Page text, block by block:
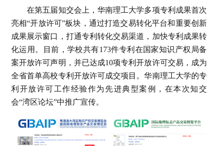
在第五届知交会上，华南理工大学多项专利成果首次
亮相“开放许可”板块，通过打造交易转化平台和重要创新
成果展示窗口，打通专利转化交易渠道，加快专利成果转
化运用。目前，学校共有173件专利在国家知识产权局备
案开放许可声明，并已达成10项专利开放许可交易，成为
全省首单高校专利开放许可成交项目。华南理工大学的专
利开放许可工作经验作为先进典型案例，在本次知交
会“湾区论坛”中推广宣传。